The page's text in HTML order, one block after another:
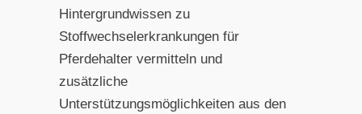
Hintergrundwissen zu
Stoffwechselerkrankungen für
Pferdehalter vermitteln und
zusätzliche
Unterstützungsmöglichkeiten aus den